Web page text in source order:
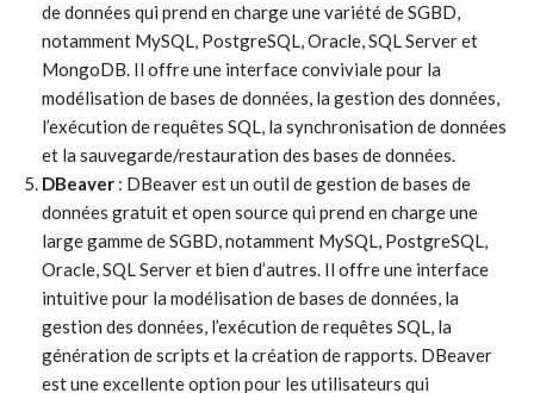
de données qui prend en charge une variété de SGBD,
notamment MySQL, PostgreSQL, Oracle, SQL Server et
MongoDB. Il offre une interface conviviale pour la
modélisation de bases de données, la gestion des données,
l’exécution de requêtes SQL, la synchronisation de données
et la sauvegarde/restauration des bases de données.
DBeaver : DBeaver est un outil de gestion de bases de
données gratuit et open source qui prend en charge une
large gamme de SGBD, notamment MySQL, PostgreSQL,
Oracle, SQL Server et bien d’autres. Il offre une interface
intuitive pour la modélisation de bases de données, la
gestion des données, l’exécution de requêtes SQL, la
génération de scripts et la création de rapports. DBeaver
est une excellente option pour les utilisateurs qui